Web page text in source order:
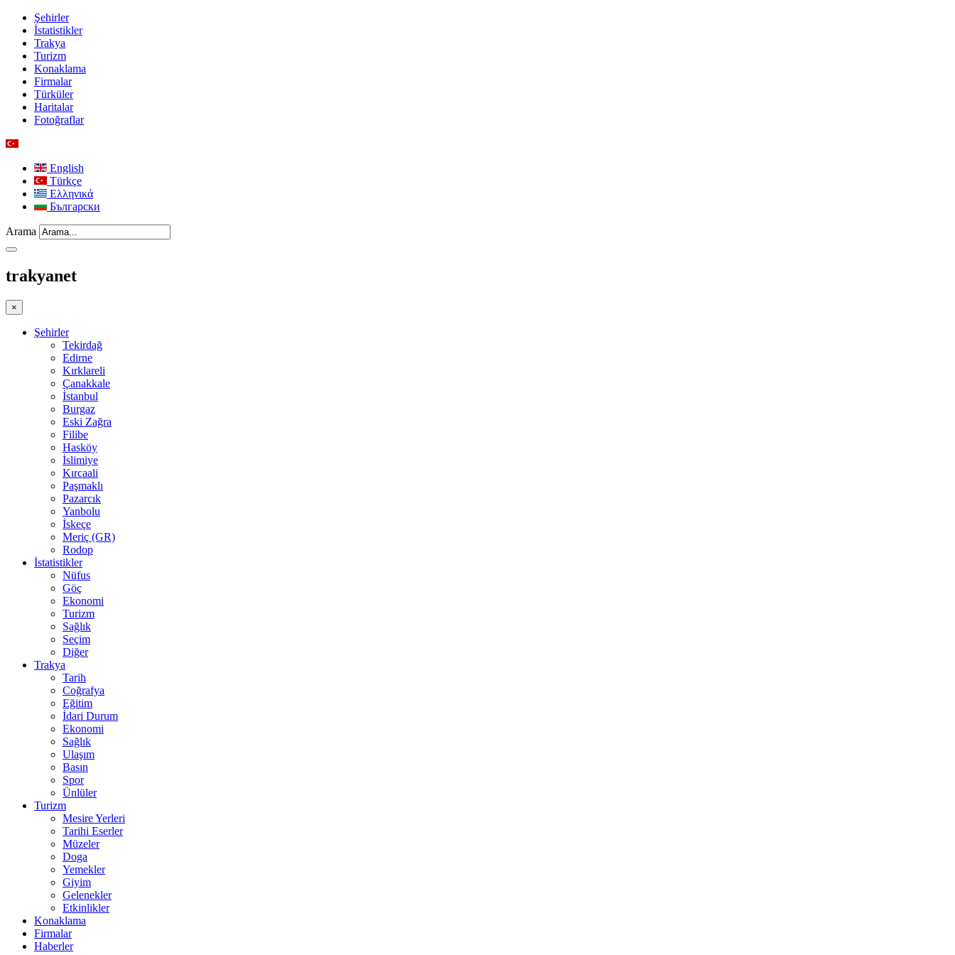
Şehirler
İstatistikler
Trakya
Turizm
Konaklama
Firmalar
Türküler
Haritalar
Fotoğraflar
English
Türkçe
Ελληνικά
Български
Arama
trakyanet
×
Şehirler
Tekirdağ
Edirne
Kırklareli
Çanakkale
İstanbul
Burgaz
Eski Zağra
Filibe
Hasköy
İslimiye
Kırcaali
Paşmaklı
Pazarcık
Yanbolu
İskeçe
Meriç (GR)
Rodop
İstatistikler
Nüfus
Göç
Ekonomi
Turizm
Sağlık
Seçim
Diğer
Trakya
Tarih
Coğrafya
Eğitim
İdari Durum
Ekonomi
Sağlık
Ulaşım
Basın
Spor
Ünlüler
Turizm
Mesire Yerleri
Tarihi Eserler
Müzeler
Doga
Yemekler
Giyim
Gelenekler
Etkinlikler
Konaklama
Firmalar
Haberler